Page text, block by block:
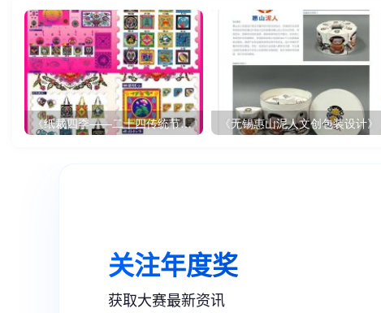
《纸裁四季——二十四传统节气文创设计》 《无锡惠山泥人文创包装设计》